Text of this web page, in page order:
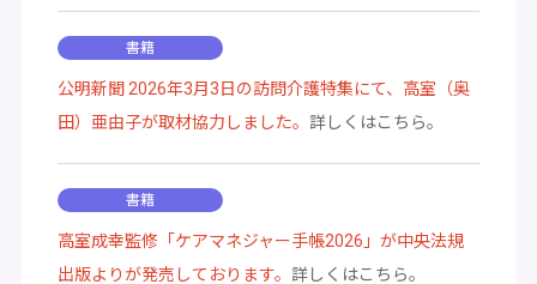
書籍
公明新聞 2026年3月3日の訪問介護特集にて、高室（奥
田）亜由子が取材協力しました。 詳しくはこちら。
書籍
高室成幸監修「ケアマネジャー手帳2026」が中央法規
出版よりが発売しております。 詳しくはこちら。